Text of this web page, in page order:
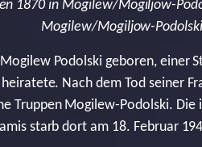
1870 in Mogilew/Mogiljow-
Mogilew/Mogiljow-
Podolski geboren, einer
Nach dem Tod seiner
Truppen Mogilew-Podolski.
starb dort am 18. Februar